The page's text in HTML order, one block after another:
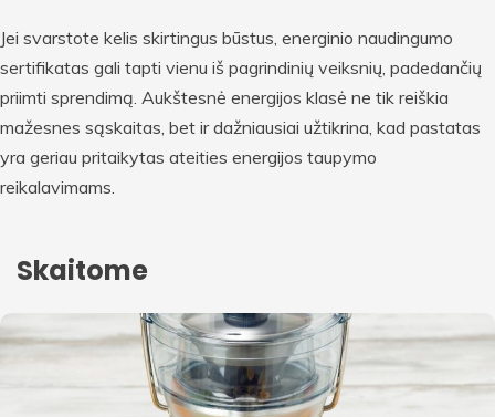
Jei svarstote kelis skirtingus būstus, energinio naudingumo
sertifikatas gali tapti vienu iš pagrindinių veiksnių, padedančių
priimti sprendimą. Aukštesnė energijos klasė ne tik reiškia
mažesnes sąskaitas, bet ir dažniausiai užtikrina, kad pastatas
yra geriau pritaikytas ateities energijos taupymo
reikalavimams.
Skaitome